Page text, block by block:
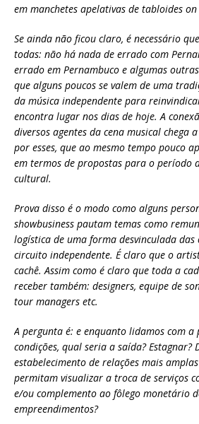
em manchetes apelativas de tabloides on
Se ainda não ficou claro, é necessário
todas: não há nada de errado com
errado em Pernambuco e algumas
que alguns poucos se valem de uma
da música independente para
encontra lugar nos dias de hoje. A
diversos agentes da cena musical chega
por esses, que ao mesmo tempo pouco
em termos de propostas para o período
cultural.
Prova disso é o modo como alguns
showbusiness pautam temas como
logística de uma forma desvinculada das
circuito independente. É claro que o
cachê. Assim como é claro que toda a
receber também: designers, equipe de
tour managers etc.
A pergunta é: e enquanto lidamos com a
condições, qual seria a saída? Estagnar?
estabelecimento de relações mais
permitam visualizar a troca de serviços
e/ou complemento ao fôlego monetário
empreendimentos?